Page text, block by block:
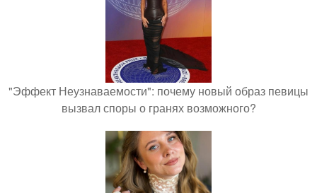
"Эффект Неузнаваемости": почему новый образ певицы
вызвал споры о гранях возможного?